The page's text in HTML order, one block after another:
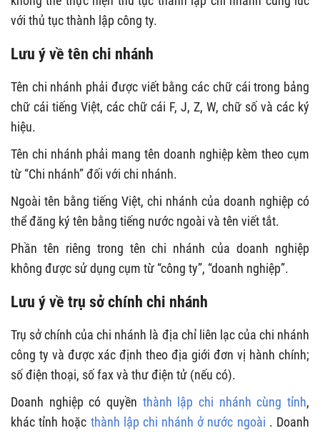
với thủ tục thành lập công ty.
Lưu ý về tên chi nhánh
Tên chi nhánh phải được viết bằng các chữ cái trong bảng
chữ cái tiếng Việt, các chữ cái F, J, Z, W, chữ số và các ký
hiệu.
Tên chi nhánh phải mang tên doanh nghiệp kèm theo cụm
từ “Chi nhánh” đối với chi nhánh.
Ngoài tên bằng tiếng Việt, chi nhánh của doanh nghiệp có
thể đăng ký tên bằng tiếng nước ngoài và tên viết tắt.
Phần tên riêng trong tên chi nhánh của doanh nghiệp
không được sử dụng cụm từ “công ty”, “doanh nghiệp”.
Lưu ý về trụ sở chính chi nhánh
Trụ sở chính của chi nhánh là địa chỉ liên lạc của chi nhánh
công ty và được xác định theo địa giới đơn vị hành chính;
số điện thoại, số fax và thư điện tử (nếu có).
Doanh nghiệp có quyền thành lập chi nhánh cùng tỉnh,
khác tỉnh hoặc thành lập chi nhánh ở nước ngoài . Doanh